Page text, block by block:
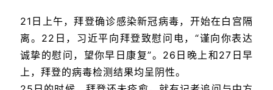
21日上午，拜登确诊感染新冠病毒，开始在白宫隔
离。22日，习近平向拜登致慰问电，“谨向你表达
诚挚的慰问，望你早日康复”。26日晚上和27日早
上，拜登的病毒检测结果均呈阴性。